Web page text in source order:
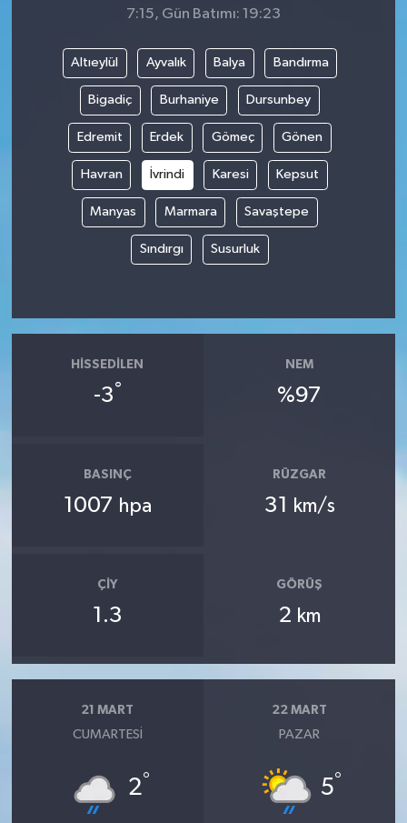
7:15, Gün Batımı: 19:23
Altıeylül Ayvalık Balya Bandırma
Bigadiç Burhaniye Dursunbey
Edremit Erdek Gömeç Gönen
Havran İvrindi Karesi Kepsut
Manyas Marmara Savaştepe
Sındırgı Susurluk
HISSEDILEN
-3°
NEM
%97
BASINÇ
1007 hpa
RÜZGAR
31 km/s
ÇIY
1.3
GÖRÜŞ
2 km
21 MART
CUMARTESI
2°
22 MART
PAZAR
5°